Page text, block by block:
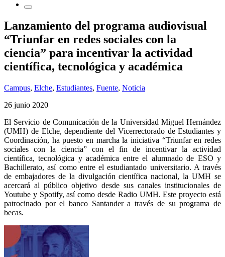
Lanzamiento del programa audiovisual
“Triunfar en redes sociales con la
ciencia” para incentivar la actividad
científica, tecnológica y académica
Campus, Elche, Estudiantes, Fuente, Noticia
26 junio 2020
El Servicio de Comunicación de la Universidad Miguel Hernández
(UMH) de Elche, dependiente del Vicerrectorado de Estudiantes y
Coordinación, ha puesto en marcha la iniciativa “Triunfar en redes
sociales con la ciencia” con el fin de incentivar la actividad
científica, tecnológica y académica entre el alumnado de ESO y
Bachillerato, así como entre el estudiantado universitario. A través
de embajadores de la divulgación científica nacional, la UMH se
acercará al público objetivo desde sus canales institucionales de
Youtube y Spotify, así como desde Radio UMH. Este proyecto está
patrocinado por el banco Santander a través de su programa de
becas.